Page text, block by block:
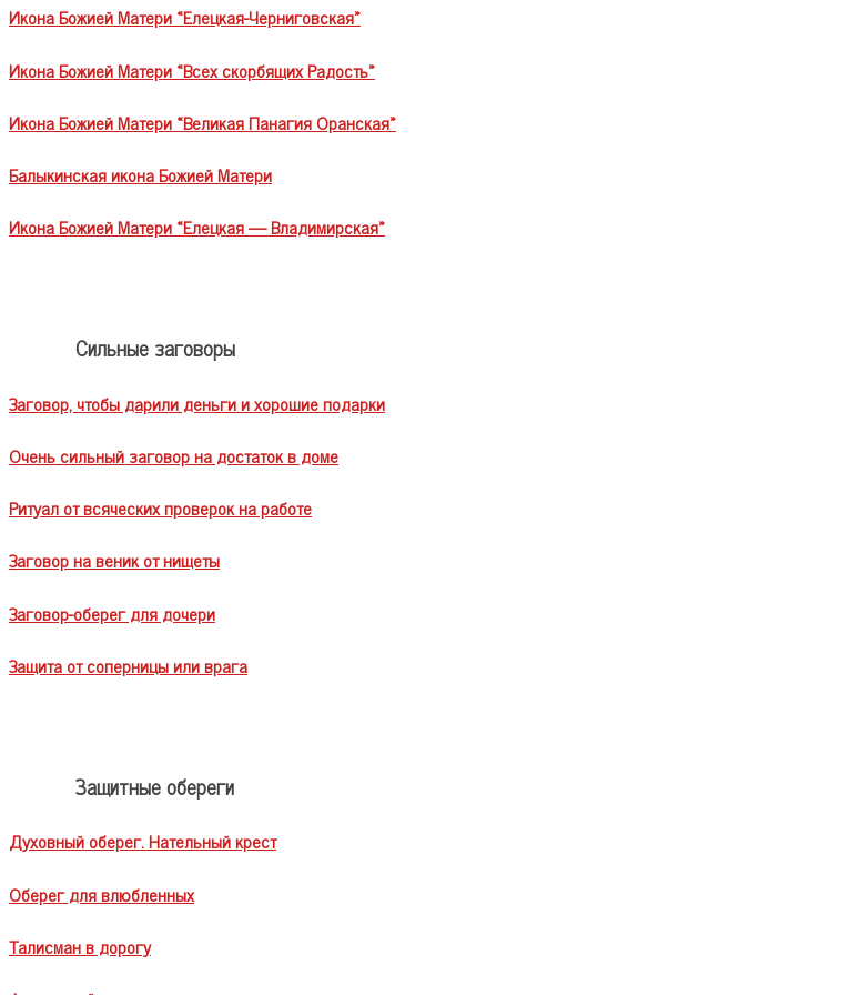
Икона Божией Матери «Елецкая-Черниговская»
Икона Божией Матери «Всех скорбящих Радость»
Икона Божией Матери «Великая Панагия Оранская»
Балыкинская икона Божией Матери
Икона Божией Матери «Елецкая — Владимирская»
Сильные заговоры
Заговор, чтобы дарили деньги и хорошие подарки
Очень сильный заговор на достаток в доме
Ритуал от всяческих проверок на работе
Заговор на веник от нищеты
Заговор-оберег для дочери
Защита от соперницы или врага
Защитные обереги
Духовный оберег. Нательный крест
Оберег для влюбленных
Талисман в дорогу